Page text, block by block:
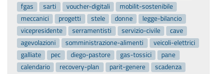
fgas
sarti voucher-digitali
mobilit-sostenibile
meccanici
progetti stele donne
legge-bilancio
vicepresidente
serramentisti servizio-civile
cave
agevolazioni
somministrazione-alimenti
veicoli-elettrici
galliate
pec diego-pastore gas-tossici
pane
calendario
recovery-plan parit-genere
scadenza